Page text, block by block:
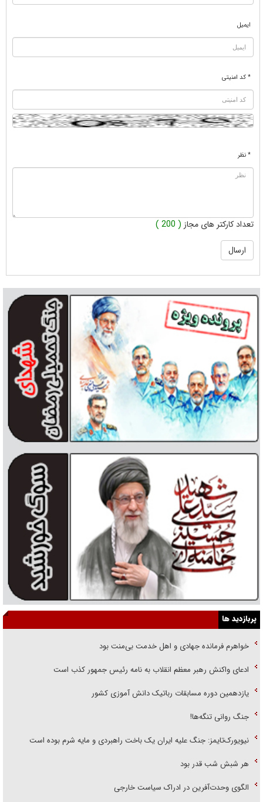
ایمیل
* کد امنیتی
* نظر
تعداد کارکتر های مجاز ( 200 )
پربازدید ها
خواهرم فرمانده جهادی و اهل خدمت بی‌منت بود
ادعای واکنش رهبر معظم انقلاب به نامه رئیس جمهور کذب است
یازدهمین دوره مسابقات رباتیک دانش آموزی کشور
جنگ روانی تنگه‌ها!
نیویورک‌تایمز: جنگ علیه ایران یک باخت راهبردی و مایه شرم بوده است
هر شبش شب قدر بود
الگوی وحدت‌آفرین در ادراک سیاست خارجی